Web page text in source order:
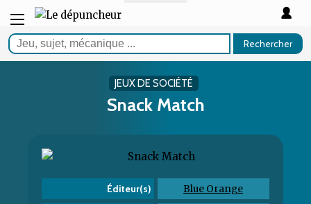
Rechercher
JEUX DE SOCIÉTÉ
Snack Match
Éditeur(s) Blue Orange